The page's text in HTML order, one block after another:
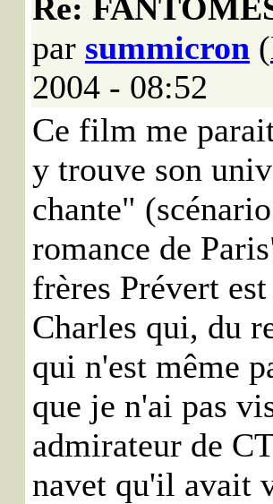
Re:
par summicron (
2004 - 08:52
Ce film me
y trouve son
chante"
romance de
frères Prévert
Charles qui, du
qui n'est même
que je n'ai pas
admirateur de
navet qu'il avait